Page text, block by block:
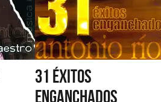
31 ÉXITOS
ENGANCHADOS